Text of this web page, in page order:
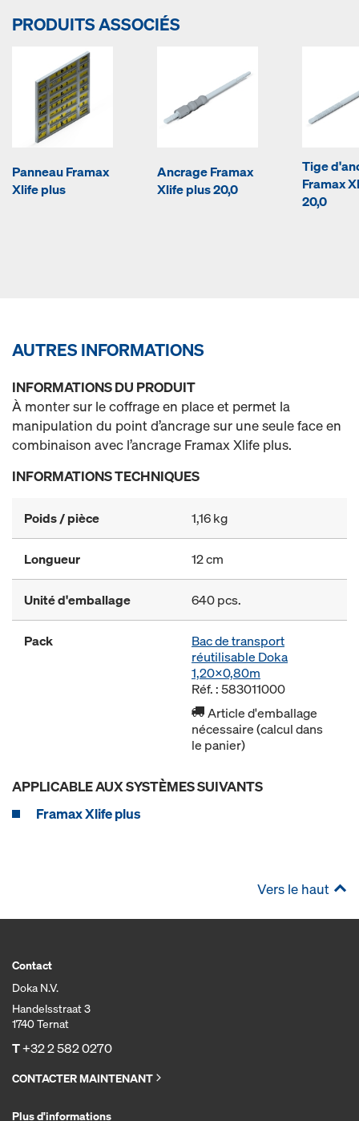
PRODUITS ASSOCIÉS
Panneau Framax
Xlife plus
Ancrage Framax
Xlife plus 20,0
Tige
Framax
20,0
AUTRES INFORMATIONS
INFORMATIONS DU PRODUIT
À monter sur le coffrage en place et permet la
manipulation du point d’ancrage sur une seule face en
combinaison avec l’ancrage Framax Xlife plus.
INFORMATIONS TECHNIQUES
Poids / pièce 1,16 kg
Longueur 12 cm
Unité d'emballage 640 pcs.
Pack
Bac de transport
réutilisable Doka
1,20x0,80m
Réf. : 583011000
Article d'emballage
nécessaire (calcul dans
le panier)
APPLICABLE AUX SYSTÈMES SUIVANTS
Framax Xlife plus
Vers le haut
Contact
Doka N.V.
Handelsstraat 3
1740 Ternat
T+32 2 582 0270
CONTACTER MAINTENANT
Plus d'informations